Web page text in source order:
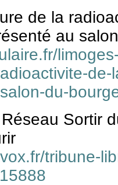
de la
au
du-
Sortir
tribune-